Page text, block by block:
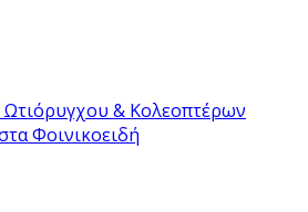
& Κολεοπτέρων
Φοινικοειδή